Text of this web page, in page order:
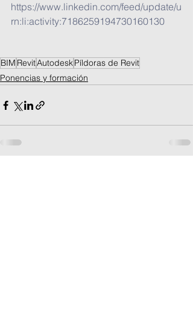
https://www.linkedin.com/feed/update/u
rn:li:activity:7186259194730160130
BIM RevitAutodeskPíldoras de Revit
Ponencias y formación